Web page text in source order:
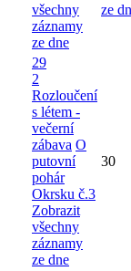
všechny
záznamy
ze dne
ze
29
2
Rozloučení
s létem -
večerní
zábava O
putovní
pohár
Okrsku č.3
Zobrazit
všechny
záznamy
ze dne
30